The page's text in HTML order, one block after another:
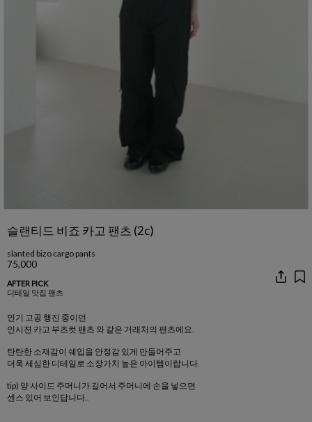
슬랜티드 비죠 카고 팬츠 (2c)
slanted bizo cargo pants
75,000
AFTER PICK
디테일 맛집 팬츠
인기 고공 행진 중이던
인시젼 카고 부츠컷 팬츠 와 같은 거래처의 팬츠에요.
탄탄한 소재감이 쉐입을 안정감 있게 만들어주고
더욱 세심한 디테일로 소장가치 높은 아이템이랍니다.
tip) 양 사이드 주머니가 길어서 주머니에 손을 넣으면
센스 있어 보인답니다..